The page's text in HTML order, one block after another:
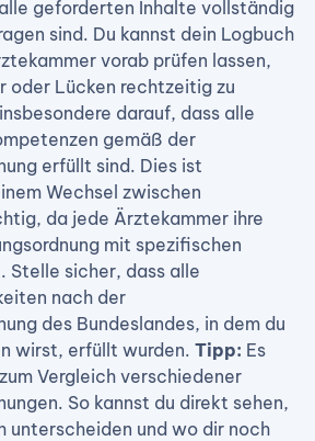
geforderten Inhalte vollständig
sind. Du kannst dein Logbuch
vorab prüfen lassen,
oder Lücken rechtzeitig zu
darauf, dass alle
gemäß der
erfüllt sind. Dies ist
Wechsel zwischen
da jede Ärztekammer ihre
mit spezifischen
Stelle sicher, dass alle
nach der
des Bundeslandes, in dem du
wirst, erfüllt wurden. Tipp: Es
Vergleich verschiedener
So kannst du direkt sehen,
unterscheiden und wo dir noch